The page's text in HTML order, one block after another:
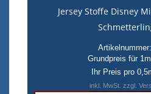
Jersey Stoffe Disney
Artikelnummer:
Grundpreis für
Ihr Preis pro
inkl. MwSt. zzgl.